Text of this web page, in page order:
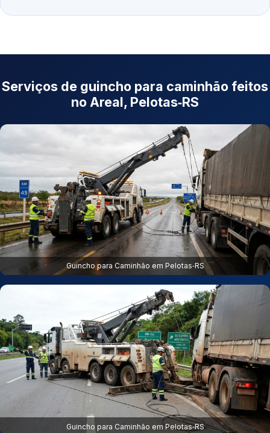
Serviços de guincho para caminhão feitos
no Areal, Pelotas‑RS
Guincho para Caminhão em Pelotas‑RS
Guincho para Caminhão em Pelotas‑RS